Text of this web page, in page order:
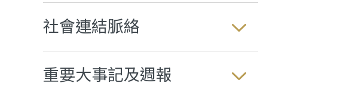
社會連結脈絡
重要大事記及週報